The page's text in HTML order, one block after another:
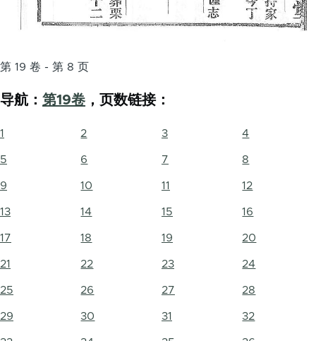
第 19 卷 - 第 8 页
导航： 第19卷 ，页数链接：
1 2 3 4
5 6 7 8
9 10 11 12
13 14 15 16
17 18 19 20
21 22 23 24
25 26 27 28
29 30 31 32